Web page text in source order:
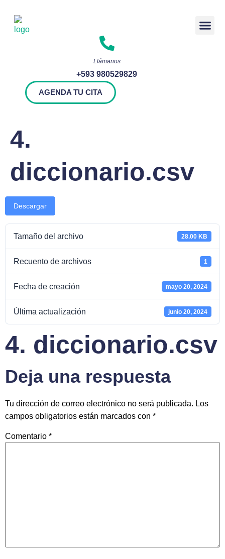
Llámanos
+593 980529829
AGENDA TU CITA
4.
diccionario.csv
Descargar
Tamaño del archivo 28.00 KB
Recuento de archivos 1
Fecha de creación mayo 20, 2024
Última actualización junio 20, 2024
4. diccionario.csv
Deja una respuesta
Tu dirección de correo electrónico no será publicada. Los
campos obligatorios están marcados con *
Comentario *